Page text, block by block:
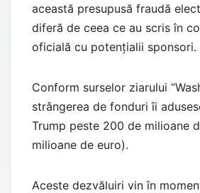
această presupusă fraudă
diferă de ceea ce au scris în
oficială cu potențialii sponsori.
Conform surselor ziarului
strângerea de fonduri îi
Trump peste 200 de milioane
milioane de euro).
Aceste dezvăluiri vin în